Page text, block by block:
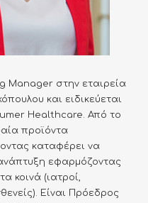
Manager στην εταιρεία
και ειδικεύεται
Healthcare. Από το
προϊόντα
καταφέρει να
εφαρμόζοντας
κοινά (ιατροί,
Είναι Πρόεδρος